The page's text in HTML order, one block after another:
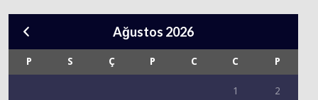
Ağustos 2026
P S Ç P C C P
1 2